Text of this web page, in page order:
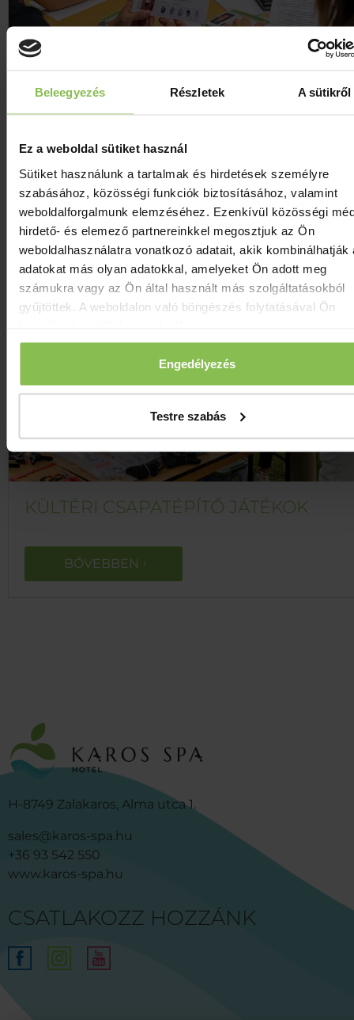
Beleegyezés Részletek A sütikről
Ez a weboldal sütiket használ
Sütiket használunk a tartalmak és hirdetések személyre
szabásához, közösségi funkciók biztosításához, valamint
weboldalforgalmunk elemzéséhez. Ezenkívül közösségi
hirdető- és elemező partnereinkkel megosztjuk az Ön
weboldalhasználatra vonatkozó adatait, akik kombinálhatják
adatokat más olyan adatokkal, amelyeket Ön adott meg
számukra vagy az Ön által használt más szolgáltatásokból
gyűjtöttek. A weboldalon való böngészés folytatásával Ön
Engedélyezés
Testre szabás
BELTÉRI CSAPATÉPÍTŐ JÁTÉKOK
KÜLTÉRI CSAPATÉPÍTŐ JÁTÉKOK
BŐVEBBEN
H-8749 Zalakaros, Alma utca 1.
sales@karos-spa.hu
+36 93 542 550
www.karos-spa.hu
CSATLAKOZZ HOZZÁNK